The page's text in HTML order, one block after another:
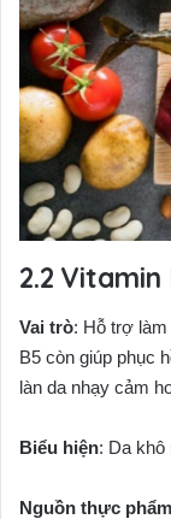
Vitamin
Vai trò: Hỗ trợ
B5 còn giúp phục
làn da nhạy cảm
Biểu hiện: Da khô
Nguồn thực phẩm